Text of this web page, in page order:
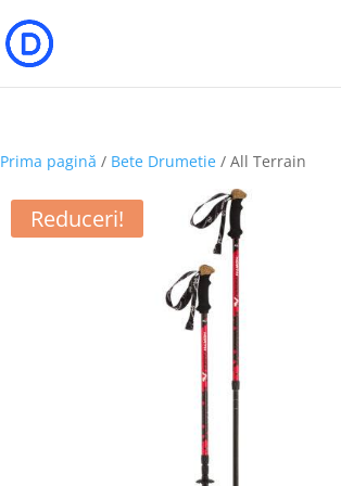
Prima pagină / Bete Drumetie / All Terrain
Reduceri!